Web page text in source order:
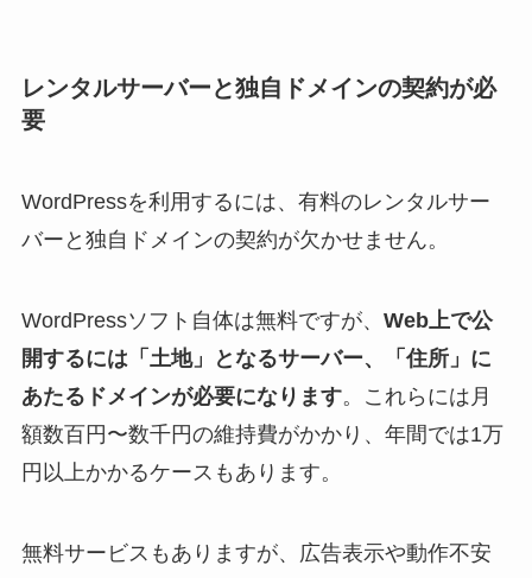
レンタルサーバーと独自ドメインの契約が必
要
WordPressを利用するには、有料のレンタルサー
バーと独自ドメインの契約が欠かせません。
WordPressソフト自体は無料ですが、 Web上で公
開するには「土地」となるサーバー、「住所」に
あたるドメインが必要になります。これらには月
額数百円〜数千円の維持費がかかり、年間では1万
円以上かかるケースもあります。
無料サービスもありますが、広告表示や動作不安